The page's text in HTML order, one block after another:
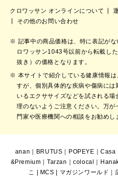
クロワッサン オンラインについて
その他のお問い合わせ
記事中の商品価格は、特に表記が
ロワッサン1043号以前から転載し
抜き）の価格となります。
本サイトで紹介している健康情報
すが、個別具体的な疾病や傷病に
いるエクササイズなどを試される
理のないようご注意ください。万
門家や医療機関への相談をお勧めし
anan ｜ BRUTUS ｜ POPEYE ｜Casa
&Premium ｜Tarzan ｜colocal ｜
こ
| MCS | マガジンワールド ｜